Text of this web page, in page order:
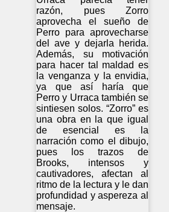
razón, pues Zorro
aprovecha el sueño de
Perro para aprovecharse
del ave y dejarla herida.
Además, su motivación
para hacer tal maldad es
la venganza y la envidia,
ya que así haría que
Perro y Urraca también se
sintiesen solos. “Zorro” es
una obra en la que igual
de esencial es la
narración como el dibujo,
pues los trazos de
Brooks, intensos y
cautivadores, afectan al
ritmo de la lectura y le dan
profundidad y aspereza al
mensaje.